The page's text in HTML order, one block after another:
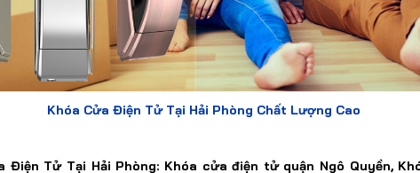
Khóa Cửa Điện Tử Tại Hải Phòng Chất Lượng Cao
Điện Tử Tại Hải Phòng: Khóa cửa điện tử quận Ngô Quyền,